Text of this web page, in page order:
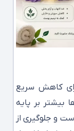
کاهش سریع
بر پایه
و جلوگیری از